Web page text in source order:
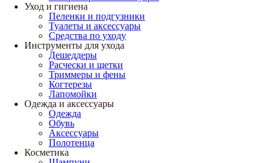
Уход и гигиена
Пеленки и подгузники
Туалеты и аксессуары
Средства по уходу
Инструменты для ухода
Дешеддеры
Расчески и щетки
Триммеры и фены
Когтерезы
Лапомойки
Одежда и аксессуары
Одежда
Обувь
Аксессуары
Полотенца
Косметика